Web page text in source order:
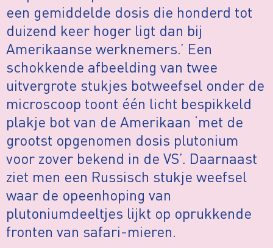
een gemiddelde dosis die honderd tot
duizend keer hoger ligt dan bij
Amerikaanse werknemers.’ Een
schokkende afbeelding van twee
uitvergrote stukjes botweefsel onder de
microscoop toont één licht bespikkeld
plakje bot van de Amerikaan ‘met de
grootst opgenomen dosis plutonium
voor zover bekend in de VS’. Daarnaast
ziet men een Russisch stukje weefsel
waar de opeenhoping van
plutoniumdeeltjes lijkt op oprukkende
fronten van safari-mieren.